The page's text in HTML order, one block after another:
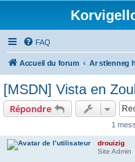
FAQ
Accueil du forum
[MSDN] Vista en
Répondre
1
drouizig
Site Admin